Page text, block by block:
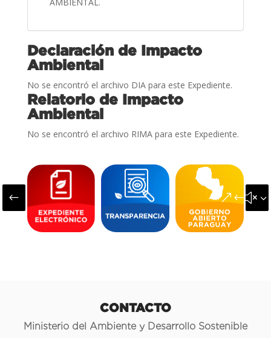
Declaración de Impacto
Ambiental
No se encontró el archivo DIA para este Expediente.
Relatorio de Impacto
Ambiental
No se encontró el archivo RIMA para este Expediente.
#
CONTACTO
Ministerio del Ambiente y Desarrollo Sostenible